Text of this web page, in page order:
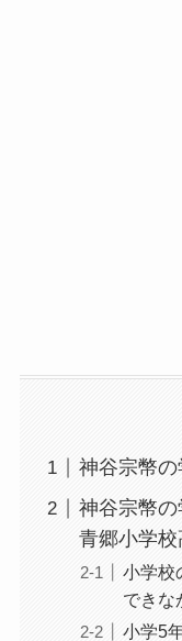
神谷宗幣
神谷宗幣
青郷小学
小学校
できな
小学5